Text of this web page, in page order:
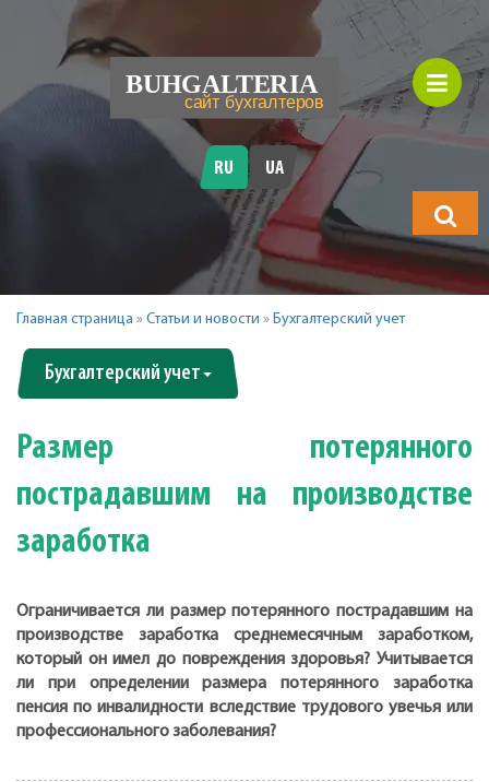
будете
искать?
RU UA
Главная страница » Статьи и новости » Бухгалтерский учет
Бухгалтерский учет
Размер потерянного
пострадавшим на производстве
заработка
Ограничивается ли размер потерянного пострадавшим на
производстве заработка среднемесячным заработком,
который он имел до повреждения здоровья? Учитывается
ли при определении размера потерянного заработка
пенсия по инвалидности вследствие трудового увечья или
профессионального заболевания?